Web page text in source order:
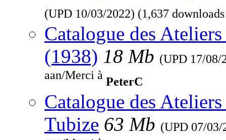
(UPD 10/03/2022) (1,637
Catalogue des
(1938) 18 Mb (UPD 17/08/
aan/Merci à PeterC
Catalogue des
Tubize 63 Mb (UPD 07/03/